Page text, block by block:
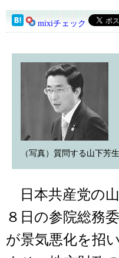
mixiチェック
（写真）質問する山下芳
日本共産党の
８日の参院総務
が景気悪化を招